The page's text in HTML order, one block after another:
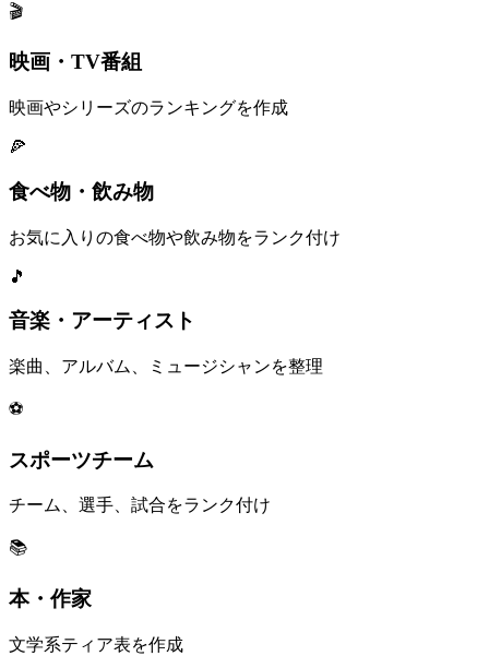
🎬
映画・TV番組
映画やシリーズのランキングを作成
🍕
食べ物・飲み物
お気に入りの食べ物や飲み物をランク付け
🎵
音楽・アーティスト
楽曲、アルバム、ミュージシャンを整理
⚽
スポーツチーム
チーム、選手、試合をランク付け
📚
本・作家
文学系ティア表を作成